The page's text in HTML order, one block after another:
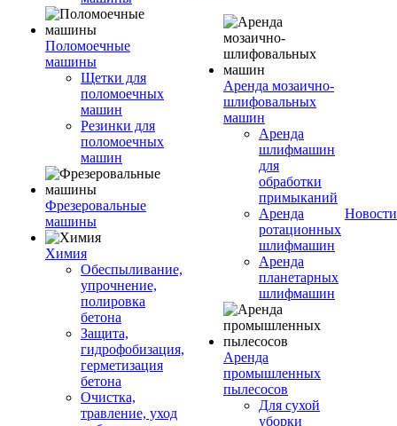
Поломоечные
машины
Щетки для
поломоечных
машин
Резинки для
поломоечных
машин
Фрезеровальные
машины
Химия
Обеспыливание,
упрочнение,
полировка
бетона
Защита,
гидрофобизация,
герметизация
бетона
Очистка,
травление, уход
Аренда мозаично-
шлифовальных
машин
Аренда
шлифмашин
для
обработки
примыканий
Аренда
ротационных
шлифмашин
Аренда
планетарных
шлифмашин
Аренда
промышленных
пылесосов
Для сухой
уборки
Новости